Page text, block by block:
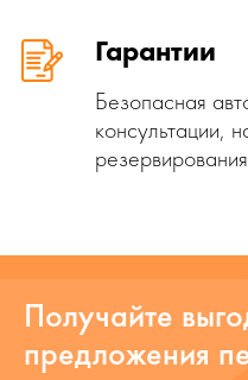
Гарантии
Безопасная
консультации,
Получайте
предложения